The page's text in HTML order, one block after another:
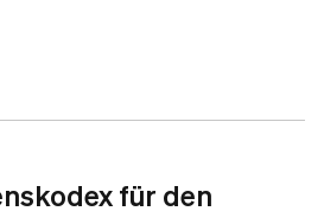
für den